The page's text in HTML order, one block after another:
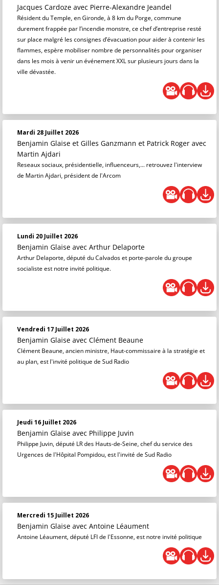
Jacques Cardoze avec Pierre-Alexandre Jeandel
Résident du Temple, en Gironde, à 8 km du Porge, commune
durement frappée par l’incendie monstre, ce chef d’entreprise resté
sur place malgré les consignes d’évacuation pour aider à contenir les
flammes, espère mobiliser nombre de personnalités pour organiser
dans les mois à venir un événement XXL sur plusieurs jours dans la
ville dévastée.
Mardi 28 Juillet 2026
Benjamin Glaise et Gilles Ganzmann et Patrick Roger avec
Martin Ajdari
Reseaux sociaux, présidentielle, influenceurs,... retrouvez l'interview
de Martin Ajdari, président de l'Arcom
Lundi 20 Juillet 2026
Benjamin Glaise avec Arthur Delaporte
Arthur Delaporte, député du Calvados et porte-parole du groupe
socialiste est notre invité politique.
Vendredi 17 Juillet 2026
Benjamin Glaise avec Clément Beaune
Clément Beaune, ancien ministre, Haut-commissaire à la stratégie et
au plan, est l'invité politique de Sud Radio
Jeudi 16 Juillet 2026
Benjamin Glaise avec Philippe Juvin
Philippe Juvin, député LR des Hauts-de-Seine, chef du service des
Urgences de l'Hôpital Pompidou, est l'invité de Sud Radio
Mercredi 15 Juillet 2026
Benjamin Glaise avec Antoine Léaument
Antoine Léaument, député LFI de l'Essonne, est notre invité politique